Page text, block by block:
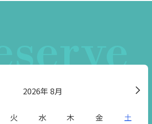
2026 8月
火 水 木 金
土